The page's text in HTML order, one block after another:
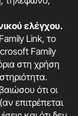
ελέγχου.
Link, το
Family
στη χρήση
ότι οι
επιτρέπεται